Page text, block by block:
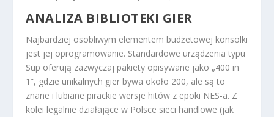
ANALIZA BIBLIOTEKI GIER
Najbardziej osobliwym elementem budżetowej konsolki
jest jej oprogramowanie. Standardowe urządzenia typu
Sup oferują zazwyczaj pakiety opisywane jako „400 in
1”, gdzie unikalnych gier bywa około 200, ale są to
znane i lubiane pirackie wersje hitów z epoki NES-a. Z
kolei legalnie działające w Polsce sieci handlowe (jak